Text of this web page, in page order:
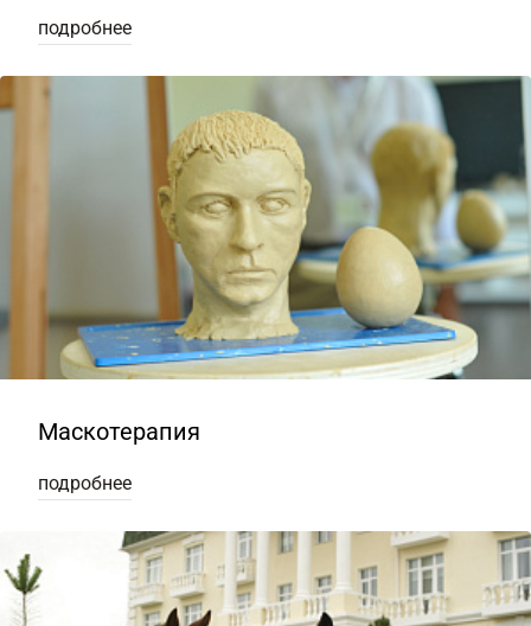
подробнее
Маскотерапия
подробнее